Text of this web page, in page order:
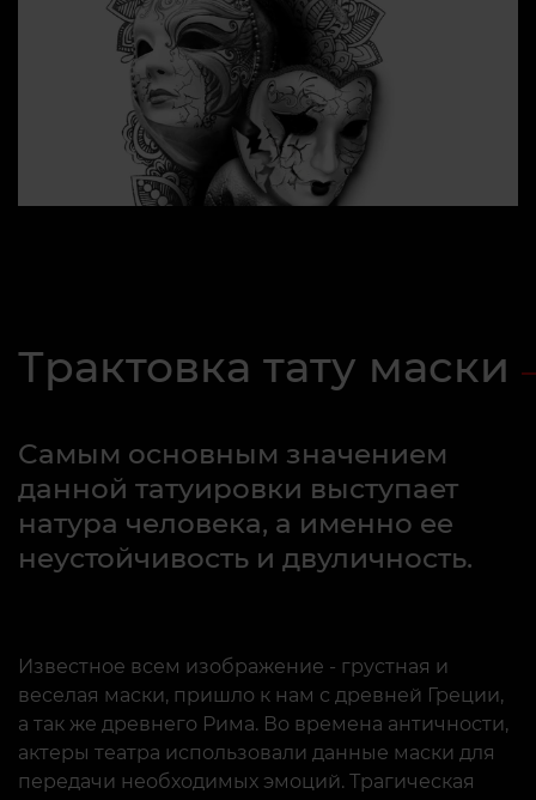
Трактовка тату маски
Самым основным значением
данной татуировки выступает
натура человека, а именно ее
неустойчивость и двуличность.
Известное всем изображение - грустная и
веселая маски, пришло к нам с древней Греции,
а так же древнего Рима. Во времена античности,
актеры театра использовали данные маски для
передачи необходимых эмоций. Трагическая